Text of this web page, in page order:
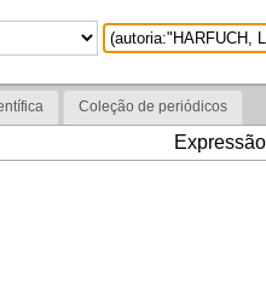
Coleção de periódicos